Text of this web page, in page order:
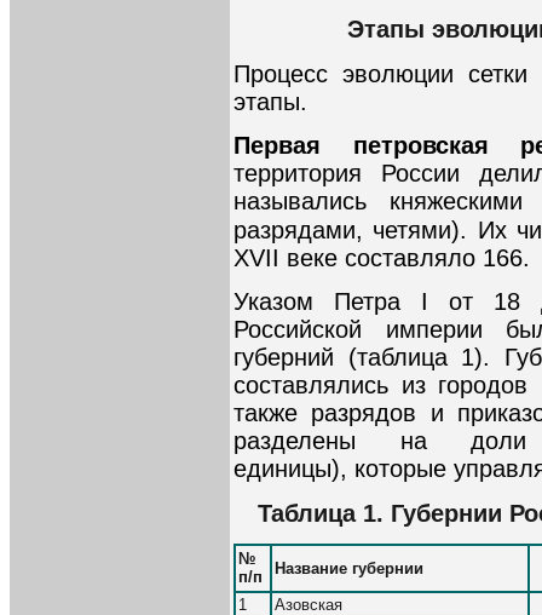
Этапы
Процесс эволюции
этапы.
Первая петровская
территория России
назывались
разрядами, четями). Их
XVII веке составляло 166.
Указом Петра I от 18
Российской империи
губерний (таблица 1).
составлялись из
также разрядов и
разделены на доли
единицы), которые
Таблица 1. Губернии
№
п/п
Название губернии
1
Азовская